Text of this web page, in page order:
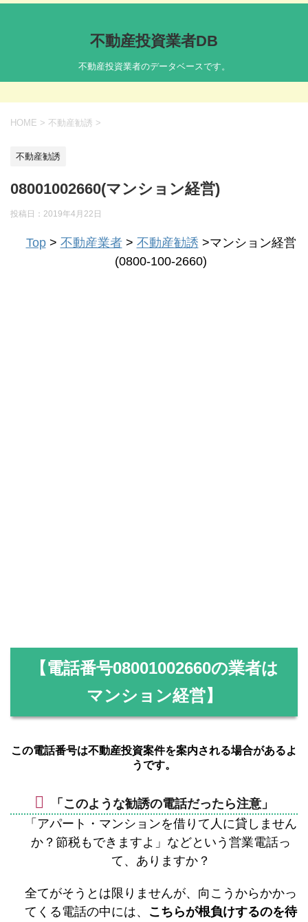
不動産投資業者DB
不動産投資業者のデータベースです。
HOME > 不動産勧誘 >
不動産勧誘
08001002660(マンション経営)
投稿日： 2019年4月22日
Top> 不動産業者> 不動産勧誘 >マンション経営
(0800-100-2660)
【電話番号08001002660の業者は
マンション経営】
この電話番号は不動産投資案件を案内される場合があるよ
うです。
「このような勧誘の電話だったら注意」
「アパート・マンションを借りて人に貸しません
か？節税もできますよ」などという営業電話っ
て、ありますか？
全てがそうとは限りませんが、向こうからかかっ
てくる電話の中には、 こちらが根負けするのを待